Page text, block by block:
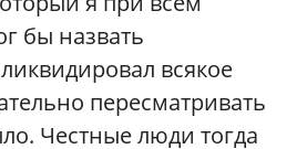
бы назвать
всякое
пересматривать
Честные люди тогда